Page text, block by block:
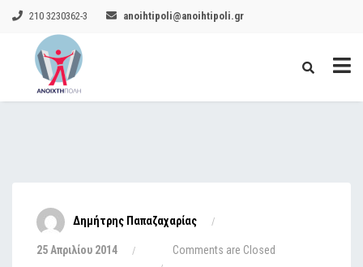
210 3230362-3 anoihtipoli@anoihtipoli.gr
Δημήτρης Παπαζαχαρίας
25 Απριλίου 2014 Comments are Closed